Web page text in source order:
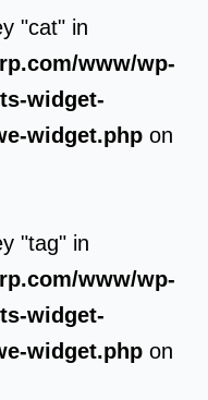
"cat" in
www/wp-
widget-
widget.php on
"tag" in
www/wp-
widget-
widget.php on